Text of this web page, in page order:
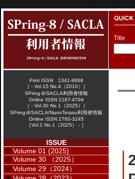
Title
Print ISSN 1341-9668
［ - Vol.15 No.4（2010）］
SPring-8/SACLA利用者情報
Online ISSN 2187-4794
［ - Vol.30 No.1（2025）］
SPring-8/SACLA/NanoTerasu利用者情報
Online ISSN 2760-3245
［Vol.1 No.1（2025） - ］
ISSUE
Volume 01 (2025)
Volume 30 （2025）
Volume 29（2024）